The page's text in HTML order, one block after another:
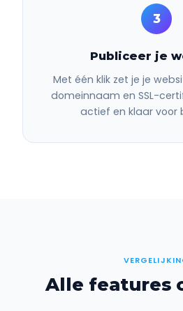
3
Publiceer je
Met één klik zet je je
domeinnaam en SSL-
actief en klaar voor
Alle features